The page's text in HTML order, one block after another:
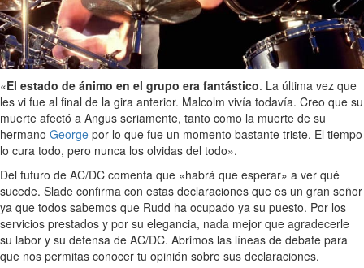
«El estado de ánimo en el grupo era fantástico. La última vez que
les vi fue al final de la gira anterior. Malcolm vivía todavía. Creo que su
muerte afectó a Angus seriamente, tanto como la muerte de su
hermano George por lo que fue un momento bastante triste. El tiempo
lo cura todo, pero nunca los olvidas del todo».
Del futuro de AC/DC comenta que «habrá que esperar» a ver qué
sucede. Slade confirma con estas declaraciones que es un gran señor
ya que todos sabemos que Rudd ha ocupado ya su puesto. Por los
servicios prestados y por su elegancia, nada mejor que agradecerle
su labor y su defensa de AC/DC. Abrimos las líneas de debate para
que nos permitas conocer tu opinión sobre sus declaraciones.